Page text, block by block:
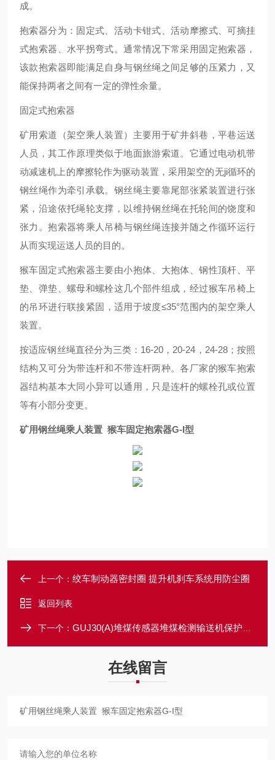
成。
抱索器分为：固定式、活动卡钳式、活动摩擦式、可摘挂
式抱索器、水平拐弯式。通常情况下常采用固定抱索器，
该款抱索器即能满足自身与钢丝绳之间足够的压紧力，又
能保持两者之间有一定的弹性余量。
固定式抱索器
矿用索道（架空乘人装置）主要用于矿井斜巷，平巷运送
人员，其工作原理类似于地面旅游索道。它通过电动机带
动减速机上的摩擦轮作为驱动装置，采用架空的无ji循环的
钢丝绳作为牵引承载。钢丝绳主要靠尾部张紧装置进行张
紧，沿途依托绳轮支撑，以维持钢丝绳在托轮间的饶度和
张力。抱索器将乘人吊椅与钢丝绳连接并随之作循环运行
从而实现运送人员的目的。
猴车固定式抱索器主要由小抱体、大抱体、钢性顶杆、平
垫、弹垫、螺母和螺栓这几个部件组成，经过猴车吊椅上
的吊环进行联接紧固，适用于坡度≤35°范围内的架空乘人
装置。
按适应钢丝绳直径分为三类： 16-20，20-24，24-28；按照
结构又可分为带连杆和不带连杆两种。各厂家的猴车抱索
器结构基本大同小异可以通用，只是连杆的螺栓孔或位置
等有小部分变更。
矿用钢丝绳乘人装置 猴车固定抱索器G-I型
上一个： 绞车制动器密封圈 提升机刹车系统用防尘圈
返回列表
下一个： GUJ30(A)堆煤传感器堆煤检测输送机保护装置
在线留言